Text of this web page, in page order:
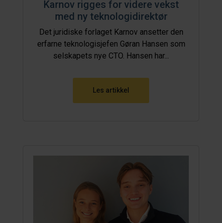
Karnov rigges for videre vekst
med ny teknologidirektør
Det juridiske forlaget Karnov ansetter den
erfarne teknologisjefen Gøran Hansen som
selskapets nye CTO. Hansen har...
Les artikkel